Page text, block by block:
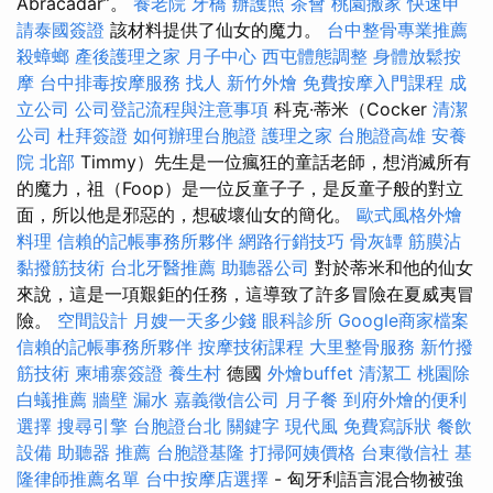
請泰國簽證 該材料提供了仙女的魔力。 台中整骨專業推薦
殺蟑螂 產後護理之家 月子中心 西屯體態調整 身體放鬆按
摩 台中排毒按摩服務 找人 新竹外燴 免費按摩入門課程 成
立公司 公司登記流程與注意事項 科克·蒂米（Cocker 清潔
公司 杜拜簽證 如何辦理台胞證 護理之家 台胞證高雄 安養
院 北部 Timmy）先生是一位瘋狂的童話老師，想消滅所有
的魔力，祖（Foop）是一位反童子子，是反童子般的對立
面，所以他是邪惡的，想破壞仙女的簡化。 歐式風格外燴
料理 信賴的記帳事務所夥伴 網路行銷技巧 骨灰罈 筋膜沾
黏撥筋技術 台北牙醫推薦 助聽器公司 對於蒂米和他的仙女
來說，這是一項艱鉅的任務，這導致了許多冒險在夏威夷冒
險。 空間設計 月嫂一天多少錢 眼科診所 Google商家檔案
信賴的記帳事務所夥伴 按摩技術課程 大里整骨服務 新竹撥
筋技術 柬埔寨簽證 養生村 德國 外燴buffet 清潔工 桃園除
白蟻推薦 牆壁 漏水 嘉義徵信公司 月子餐 到府外燴的便利
選擇 搜尋引擎 台胞證台北 關鍵字 現代風 免費寫訴狀 餐飲
設備 助聽器 推薦 台胞證基隆 打掃阿姨價格 台東徵信社 基
隆律師推薦名單 台中按摩店選擇 - 匈牙利語言混合物被強